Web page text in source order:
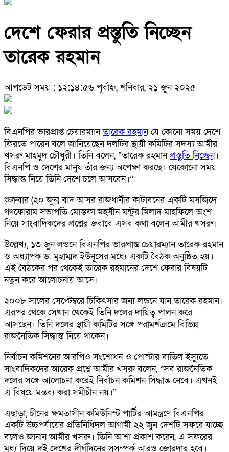
দেশে ফেরার প্রস্তুতি নিচ্ছেন
তারেক রহমান
আপডেট সময় : ১২:১৪:৫৬ পূর্বাহ্ন, শনিবার, ২১ জুন ২০২৫
বিএনপির ভারপ্রাপ্ত চেয়ারম্যানতারেক রহমানযে কোনো সময় দেশে
ফিরতে পারেন বলে জানিয়েছেন দলটির স্থায়ী কমিটির সদস্য আমীর
খসরু মাহমুদ চৌধুরী। তিনি বলেন, “তারেক রহমানপ্রস্তুতি নিচ্ছেন।
বিএনপি ও দেশের মানুষ তাঁর জন্য অপেক্ষা করছে। যেকোনো সময়
সিদ্ধান্ত নিয়ে তিনি দেশে চলে আসবেন।”
শুক্রবার (২০ জুন) বাদ আসর রাজধানীর কাটাবনের একটি মসজিদে
গণফোরাম সভাপতি মোস্তফা মহসীন মন্টুর মিলাদ মাহফিলে অংশ
নিয়ে সাংবাদিকদের প্রশ্নের জবাবে এসব কথা বলেন আমীর খসরু।
উল্লেখ্য, ১৩ জুন লন্ডনে বিএনপির ভারপ্রাপ্ত চেয়ারম্যান তারেক রহমান
ও অধ্যাপক ড. মুহাম্মদ ইউনূসের মধ্যে একটি বৈঠক অনুষ্ঠিত হয়।
এই বৈঠকের পর থেকেই তারেক রহমানের দেশে ফেরার বিষয়টি
নতুন করে আলোচনায় আসে।
২০০৮ সালের সেপ্টেম্বরে চিকিৎসার জন্য লন্ডনে যান তারেক রহমান।
এরপর থেকে সেখান থেকেই তিনি দলের দায়িত্ব পালন করে
আসছেন। তিনি দলের স্থায়ী কমিটির সঙ্গে পরামর্শক্রমে বিভিন্ন
রাজনৈতিক সিদ্ধান্ত নিয়ে থাকেন।
নির্বাচন কমিশনের আরপিও সংশোধন ও পোস্টার বাতিল ইস্যুতে
সাংবাদিকদের আরেক প্রশ্নে আমীর খসরু বলেন, “সব রাজনৈতিক
দলের সঙ্গে আলোচনা করেই নির্বাচন কমিশন সিদ্ধান্ত নেবে। এখনই
এ বিষয়ে মন্তব্য করা সমীচীন নয়।”
এছাড়া, চীনের ক্ষমতাসীন কমিউনিস্ট পার্টির আমন্ত্রণে বিএনপির
একটি উচ্চপর্যায়ের প্রতিনিধিদল আগামী ২২ জুন দেশটি সফরে যাচ্ছে
বলেও জানান আমীর খসরু। তিনি আশা প্রকাশ করেন, এ সফরের
মধ্য দিয়ে দুই দেশের দীর্ঘদিনের সুসম্পর্ক আরও জোরদার হবে।